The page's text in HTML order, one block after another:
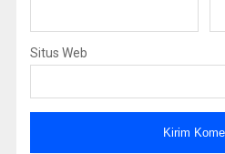
Situs Web